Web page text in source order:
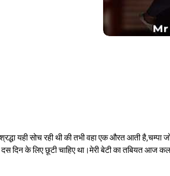
यही सोच रही थी की तभी वहा एक औरत आती है,चम्पा
के लिए छूटी चाहिए था।मेरी बेटी का तबियत आज